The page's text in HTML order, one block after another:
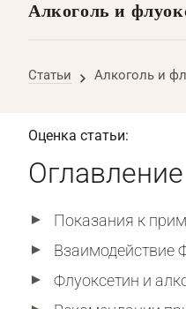
Алкоголь и
Статьи Алкоголь и
Оценка статьи:
Оглавление
Показания к
Взаимодействие
Флуоксетин и